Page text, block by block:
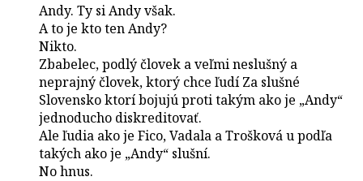
Andy. Ty si Andy však.
A to je kto ten Andy?
Nikto.
Zbabelec, podlý človek a veľmi neslušný a
neprajný človek, ktorý chce ľudí Za slušné
Slovensko ktorí bojujú proti takým ako je „Andy“
jednoducho diskreditovať.
Ale ľudia ako je Fico, Vadala a Trošková u podľa
takých ako je „Andy“ slušní.
No hnus.